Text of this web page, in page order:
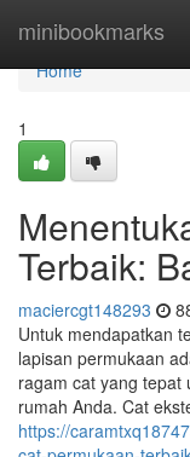
minibookmarks
Home
Home
1
Terbaik:
maciercgt148293
Untuk mendapatkan
lapisan permukaan
ragam cat yang tepat
rumah Anda. Cat
https://